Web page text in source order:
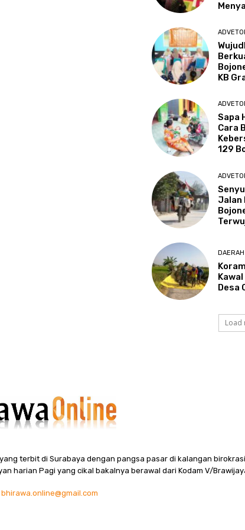
KB
Sapa
Cara
129
Jalan
DAERAH
Desa
Load
terbit di Surabaya dengan pangsa pasar di kalangan birokrasi.
harian Pagi yang cikal bakalnya berawal dari Kodam V/
bhirawa.online@gmail.com